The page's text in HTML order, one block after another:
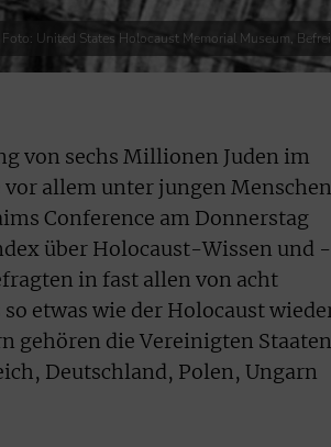
Foto: United States Holocaust Memorial Museum,
von sechs Millionen Juden im
allem unter jungen
Conference am Donnerstag
über Holocaust-Wissen und -
in fast allen von acht
etwas wie der Holocaust
gehören die Vereinigten
Deutschland, Polen, Ungarn